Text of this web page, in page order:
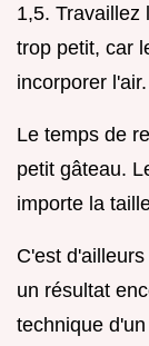
1,5. Travaillez
trop petit, car
incorporer l'air.
Le temps de
petit gâteau.
importe la
C'est
un résultat
technique d'un